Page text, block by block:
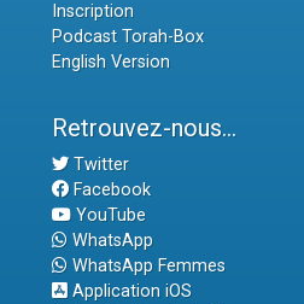
Inscription
Podcast Torah-Box
English Version
Retrouvez-nous...
Twitter
Facebook
YouTube
WhatsApp
WhatsApp Femmes
Application iOS